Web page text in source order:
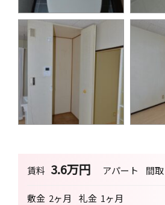
賃料 3.6万円 アパート 間取
敷金 2ヶ月 礼金 1ヶ月